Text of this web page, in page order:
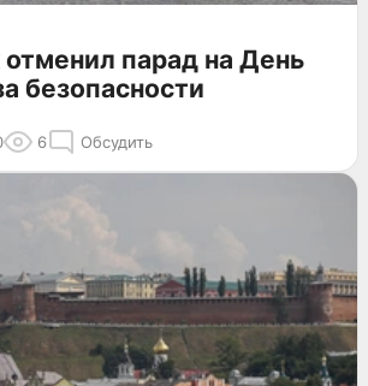
парад на День
безопасности
6 Обсудить